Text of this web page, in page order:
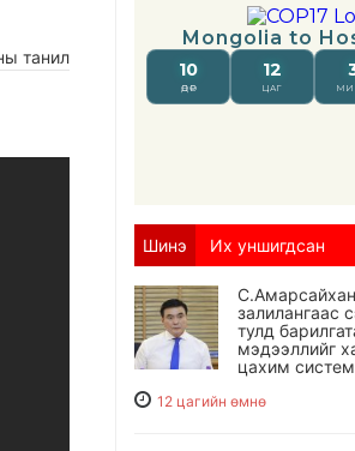
танил
Шинэ Их уншигдсан
залилангаас
тулд
мэдээллийг
цахим
12 цагийн өмнө